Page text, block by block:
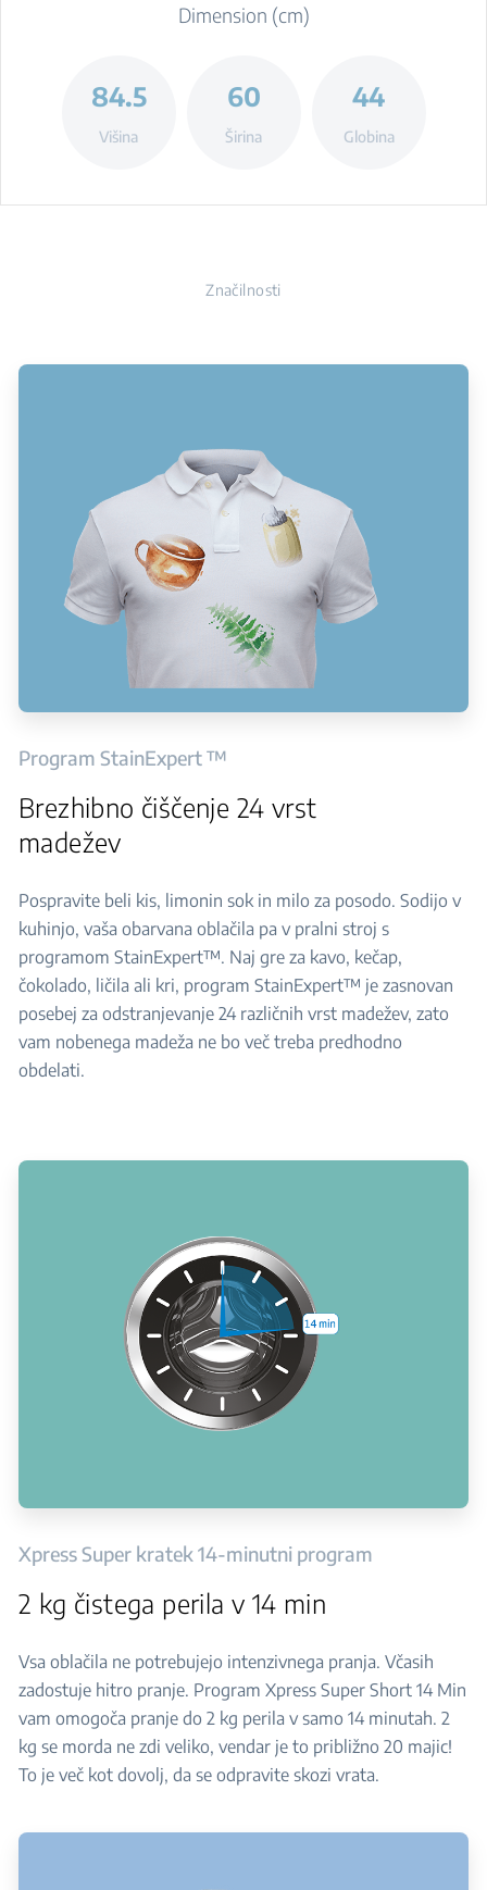
Dimension (cm)
84.5
Višina
60
Širina
44
Globina
Značilnosti
Program StainExpert ™
Brezhibno čiščenje 24 vrst
madežev
Pospravite beli kis, limonin sok in milo za posodo. Sodijo v
kuhinjo, vaša obarvana oblačila pa v pralni stroj s
programom StainExpert™. Naj gre za kavo, kečap,
čokolado, ličila ali kri, program StainExpert™ je zasnovan
posebej za odstranjevanje 24 različnih vrst madežev, zato
vam nobenega madeža ne bo več treba predhodno
obdelati.
Xpress Super kratek 14-minutni program
2 kg čistega perila v 14 min
Vsa oblačila ne potrebujejo intenzivnega pranja. Včasih
zadostuje hitro pranje. Program Xpress Super Short 14 Min
vam omogoča pranje do 2 kg perila v samo 14 minutah. 2
kg se morda ne zdi veliko, vendar je to približno 20 majic!
To je več kot dovolj, da se odpravite skozi vrata.